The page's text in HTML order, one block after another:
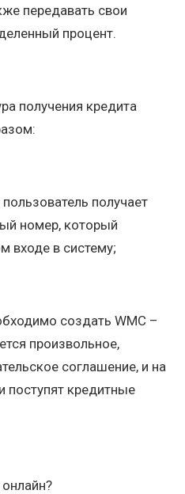
передавать свои
процент.
получения кредита
получает
номер, который
входе в систему;
создать WMC –
произвольное,
соглашение, и на
поступят кредитные